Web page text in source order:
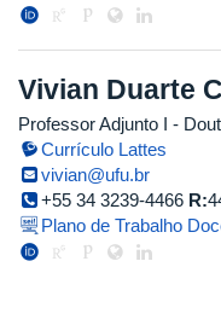
Vivian Duarte
Professor Adjunto I -
Currículo Lattes
vivian@ufu.br
+55 34 3239-4466 R:
Plano de Trabalho